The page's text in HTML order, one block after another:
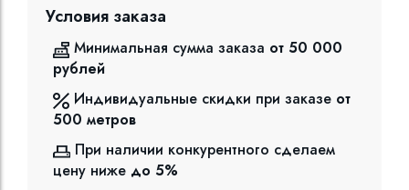
Условия заказа
Минимальная сумма заказа от 50 000
рублей
Индивидуальные скидки при заказе от
500 метров
При наличии конкурентного сделаем
цену ниже до 5%